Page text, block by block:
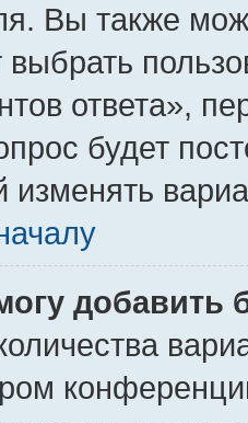
Вы также
выбрать
ответа»,
будет
изменять
добавить